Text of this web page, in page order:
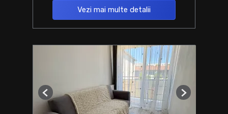
Vezi mai multe detalii
Previous Next